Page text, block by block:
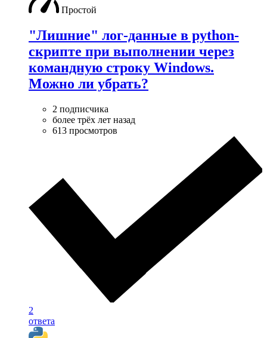
Простой
"Лишние" лог-данные в python-
скрипте при выполнении через
командную строку Windows.
Можно ли убрать?
2 подписчика
более трёх лет назад
613 просмотров
2
ответа